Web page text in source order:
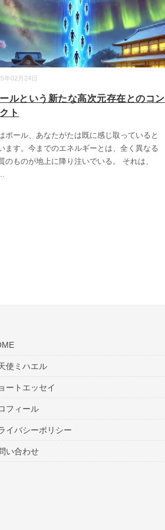
年02月24日
ルという新たな高次元存在とのコン
ト
ポール、あなたがたは既に感じ取っていると
ます。今までのエネルギーとは、全く異なる
のものが地上に降り注いでいる。 それは、
使ミハエル
ートエッセイ
フィール
イバシーポリシー
い合わせ